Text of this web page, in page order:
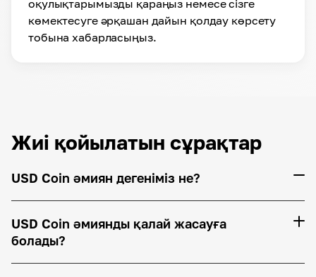
оқулықтарымызды қараңыз немесе сізге
көмектесуге әрқашан дайын қолдау көрсету
тобына хабарласыңыз.
Жиі қойылатын сұрақтар
USD Coin әмиян дегеніміз не?
USD Coin әмиянды қалай жасауға
болады?